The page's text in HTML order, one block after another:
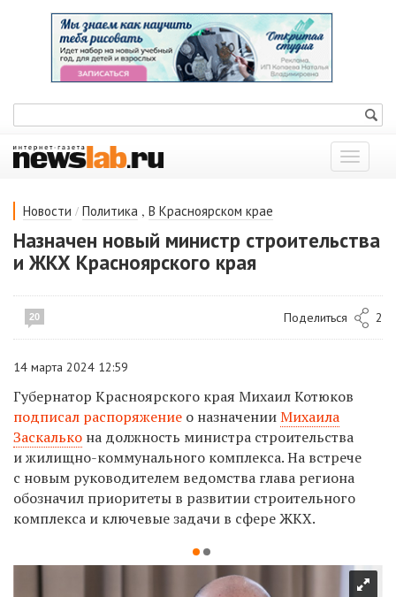
Показать
меню
Новости / Политика , В Красноярском крае
Назначен новый министр строительства
и ЖКХ Красноярского края
20 Поделиться 2
14 марта 2024 12:59
Губернатор Красноярского края Михаил Котюков
подписал распоряжение о назначенииМихаила
Заскалько на должность министра строительства
и жилищно-коммунального комплекса. На встрече
с новым руководителем ведомства глава региона
обозначил приоритеты в развитии строительного
комплекса и ключевые задачи в сфере ЖКХ.